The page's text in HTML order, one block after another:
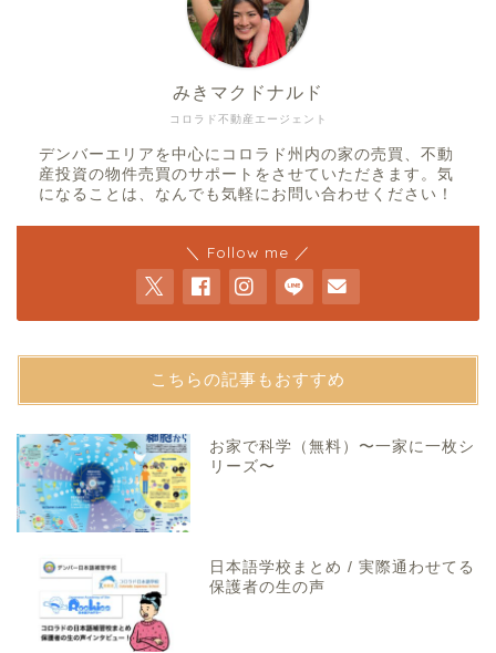
コロラド不動産エージェント
みきマクドナルド
デンバーエリアを中心にコロラド州内の家の売買、不動
産投資の物件売買のサポートをさせていただきます。気
になることは、なんでも気軽にお問い合わせください！
＼ Follow me ／
こちらの記事もおすすめ
お家で科学（無料）〜一家に一枚シ
リーズ〜
日本語学校まとめ / 実際通わせてる
保護者の生の声